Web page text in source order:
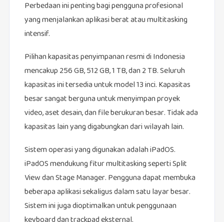
Perbedaan ini penting bagi pengguna profesional
yang menjalankan aplikasi berat atau multitasking
intensif.
Pilihan kapasitas penyimpanan resmi di Indonesia
mencakup 256 GB, 512 GB, 1 TB, dan 2 TB. Seluruh
kapasitas ini tersedia untuk model 13 inci. Kapasitas
besar sangat berguna untuk menyimpan proyek
video, aset desain, dan file berukuran besar. Tidak ada
kapasitas lain yang digabungkan dari wilayah lain.
Sistem operasi yang digunakan adalah iPadOS.
iPadOS mendukung fitur multitasking seperti Split
View dan Stage Manager. Pengguna dapat membuka
beberapa aplikasi sekaligus dalam satu layar besar.
Sistem ini juga dioptimalkan untuk penggunaan